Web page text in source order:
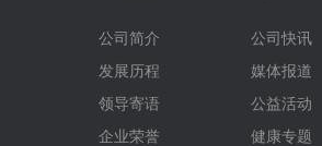
公司简介
发展历程
领导寄语
企业荣誉
公司快讯
媒体报道
公益活动
健康专题